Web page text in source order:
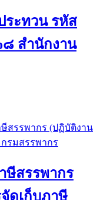
ระทวน รหัส
สำนักงาน
ษีสรรพากร
ดเก็บภาษี